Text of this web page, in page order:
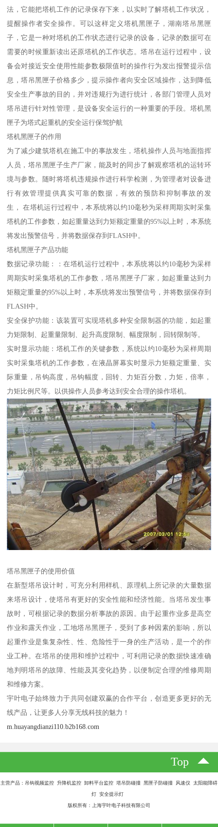
法，它能把塔机工作的记录保存下来，以实时了解塔机工作状况，
提醒操作者安全操作。可以这样定义塔机黑匣子，湖南塔吊黑匣
子，它是一种对塔机的工作状态进行记录的设备，记录的数据可在
需要的时候重新读出还原塔机的工作状态。塔吊在运行过程中，设
备会对接近安全使用性能参数极限值时的操作行为发出报警提示信
息，塔吊黑匣子价格多少，提示操作者向安全区域操作，达到降低
安全生产事故的目的，并对违规行为进行统计，各部门管理人员对
塔吊进行针对性管理，是设备安全运行的一种重要的手段。塔机黑
匣子为塔式起重机的安全运行保驾护航
塔机黑匣子的作用
为了减少建筑塔机在施工中的事故发生，塔机操作人员与地面指挥
人员，塔吊黑匣子生产厂家，能及时的同步了解观察塔机的运转环
境与参数。随时将塔机违规操作进行科学检测，为管理者对设备进
行有效管理提供真实可靠的数据，有效的预防和抑制事故的发
生， 在塔机运行过程中，本系统将以约10毫秒为采样周期实时采集
塔机的工作参数，如起重量达到力矩额定重量的95%以上时，本系统
将发出预警信号，并将数据保存到FLASH中。
塔机黑匣子产品功能
数据记录功能：：在塔机运行过程中，本系统将以约10毫秒为采样
周期实时采集塔机的工作参数，塔吊黑匣子厂家，如起重量达到力
矩额定重量的95%以上时，本系统将发出预警信号，并将数据保存到
FLASH中。
安全保护功能：该装置可实现塔机多种安全限制器的功能，如起重
力矩限制、起重量限制、起升高度限制、幅度限制，回转限制等。
实时显示功能：塔机工作的关键参数，系统以约10毫秒为采样周期
实时采集塔机的工作参数，在液晶屏幕实时显示力矩额定重量、实
际重量，吊钩高度，吊钩幅度，回转、力矩百分数，力矩，倍率，
力矩比例尺等。以供操作人员参考达到安全合理的操作塔机。
塔吊黑匣子的使用价值
在新型塔吊设计时，可充分利用样机、原理机上所记录的大量数据
来塔吊设计，使塔吊有更好的安全性能和经济性能。当塔吊发生事
故时，可根据记录的数据分析事故的原因。由于起重作业多是高空
作业和露天作业，工地塔吊黑匣子，受到了多种因素的影响，所以
起重作业是集复杂性、性、危险性于一身的生产活动，是一个的作
业工种。在塔吊的使用和维护过程中，可利用记录的数据快速准确
地判明塔吊的故障、性能及其变化趋势，以便制定合理的维修周期
和维修方案。
宇叶电子始终致力于共同创建双赢的合作平台，创造更多更好的无
线产品，让更多人分享无线科技的魅力！
m.huayangdianzi110.b2b168.com
Top
主营产品：吊钩视频监控 升降机监控 卸料平台监控 塔吊防碰撞 黑匣子防碰撞 风速仪 太阳能障碍
灯 安全提示灯
版权所有：上海宇叶电子科技有限公司